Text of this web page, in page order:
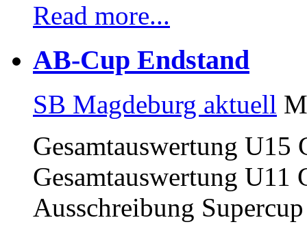
Read more...
AB-Cup Endstand
SB Magdeburg aktuell
Gesamtauswertung U15
Gesamtauswertung U11
Ausschreibung